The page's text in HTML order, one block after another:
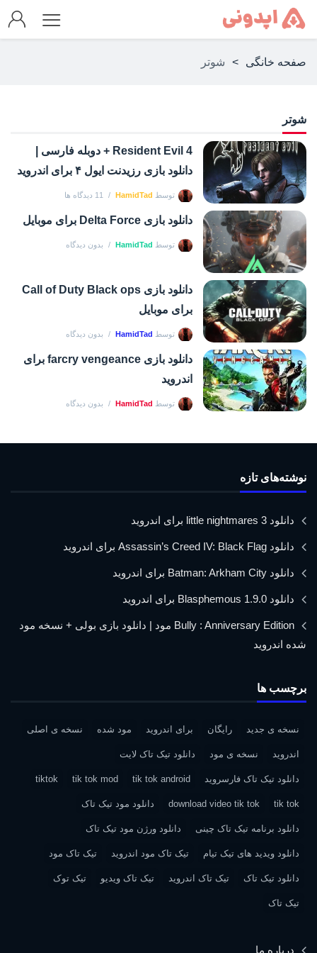
صفحه خانگی > شوتر
شوتر
Resident Evil 4 + دوبله فارسی |
دانلود بازی رزیدنت ایول ۴ برای اندروید
توسط HamidTad 11 دیدگاه ها
دانلود بازی Delta Force برای موبایل
توسط HamidTad بدون دیدگاه
دانلود بازی Call of Duty Black ops
برای موبایل
توسط HamidTad بدون دیدگاه
دانلود بازی farcry vengeance برای
اندروید
توسط HamidTad بدون دیدگاه
نوشته‌های تازه
دانلود little nightmares 3 برای اندروید
دانلود Assassin’s Creed IV: Black Flag برای اندروید
دانلود Batman: Arkham City برای اندروید
دانلود Blasphemous 1.9.0 برای اندروید
Bully : Anniversary Edition مود | دانلود بازی بولی + نسخه مود
شده اندروید
برچسب ها
نسخه ی جدید رایگان برای اندروید مود شده نسخه ی اصلی
اندروید نسخه ی مود دانلود تیک تاک لایت
دانلود تیک تاک فارسروید tik tok android
tik tok mod
tiktok
tik tok
download video tik tok دانلود مود تیک تاک
دانلود برنامه تیک تاک چینی دانلود ورژن مود تیک تاک
دانلود ویدید های تیک تیام تیک تاک مود اندروید تیک تاک مود
دانلود تیک تاک تیک تاک اندروید تیک تاک ویدیو تیک توک
تیک تاک
درباره ما